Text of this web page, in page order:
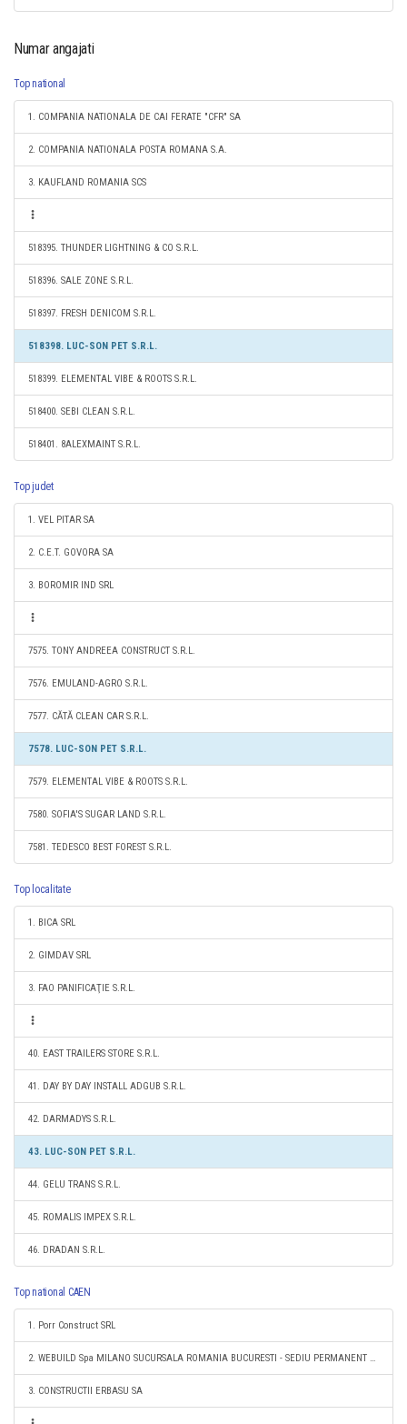
Numar angajati
Top national
1. COMPANIA NATIONALA DE CAI FERATE "CFR" SA
2. COMPANIA NATIONALA POSTA ROMANA S.A.
3. KAUFLAND ROMANIA SCS
518395. THUNDER LIGHTNING & CO S.R.L.
518396. SALE ZONE S.R.L.
518397. FRESH DENICOM S.R.L.
518398. LUC-SON PET S.R.L.
518399. ELEMENTAL VIBE & ROOTS S.R.L.
518400. SEBI CLEAN S.R.L.
518401. 8ALEXMAINT S.R.L.
Top judet
1. VEL PITAR SA
2. C.E.T. GOVORA SA
3. BOROMIR IND SRL
7575. TONY ANDREEA CONSTRUCT S.R.L.
7576. EMULAND-AGRO S.R.L.
7577. CĂTĂ CLEAN CAR S.R.L.
7578. LUC-SON PET S.R.L.
7579. ELEMENTAL VIBE & ROOTS S.R.L.
7580. SOFIA'S SUGAR LAND S.R.L.
7581. TEDESCO BEST FOREST S.R.L.
Top localitate
1. BICA SRL
2. GIMDAV SRL
3. FAO PANIFICAŢIE S.R.L.
40. EAST TRAILERS STORE S.R.L.
41. DAY BY DAY INSTALL ADGUB S.R.L.
42. DARMADYS S.R.L.
43. LUC-SON PET S.R.L.
44. GELU TRANS S.R.L.
45. ROMALIS IMPEX S.R.L.
46. DRADAN S.R.L.
Top national CAEN
1. Porr Construct SRL
2. WEBUILD Spa MILANO SUCURSALA ROMANIA BUCURESTI - SEDIU PERMANENT DESEMNAT
3. CONSTRUCTII ERBASU SA